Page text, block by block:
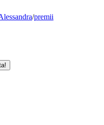
/premii